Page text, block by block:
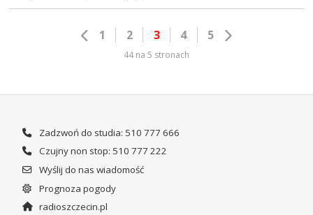
1 2 3 4 5
44 na 5 stronach
Zadzwoń do studia: 510 777 666
Czujny non stop: 510 777 222
Wyślij do nas wiadomość
Prognoza pogody
radioszczecin.pl